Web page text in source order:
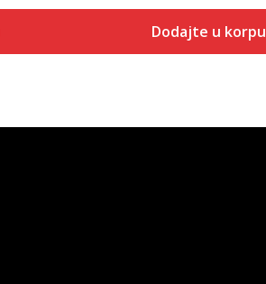
Dodajte u korpu